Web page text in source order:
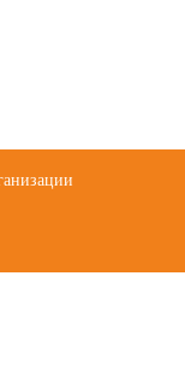
учебном